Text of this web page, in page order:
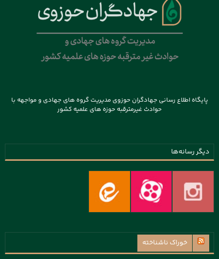
پایگاه اطلاع رسانی جهادگران حوزوی مدیریت گروه های جهادی و مواجهه با
حوادث غیرمترقبه حوزه های علمیه کشور
دیگر رسانه‌ها
خوراک ناشناخته